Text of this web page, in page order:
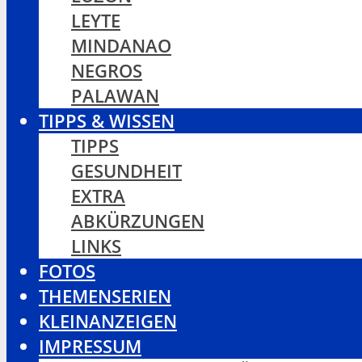
LEYTE
MINDANAO
NEGROS
PALAWAN
TIPPS & WISSEN
TIPPS
GESUNDHEIT
EXTRA
ABKÜRZUNGEN
LINKS
FOTOS
THEMENSERIEN
KLEINANZEIGEN
IMPRESSUM